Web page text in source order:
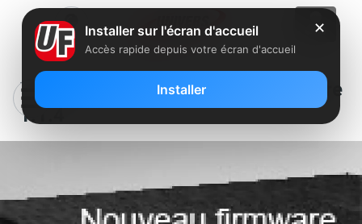
Freebox Player : nouveau firmware
1.1.4
✕
Installer sur l'écran d'accueil
Accès rapide depuis votre écran d'accueil
Installer